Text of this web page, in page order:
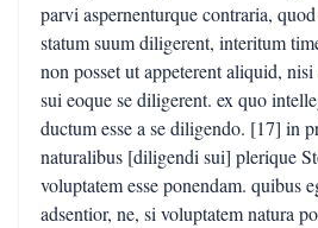
parvi aspernenturque contraria,
statum suum diligerent, interitum
non posset ut appeterent aliquid, nisi
sui eoque se diligerent. ex quo
ductum esse a se diligendo. [17] in
naturalibus [diligendi sui] plerique
voluptatem esse ponendam. quibus
adsentior, ne, si voluptatem natura